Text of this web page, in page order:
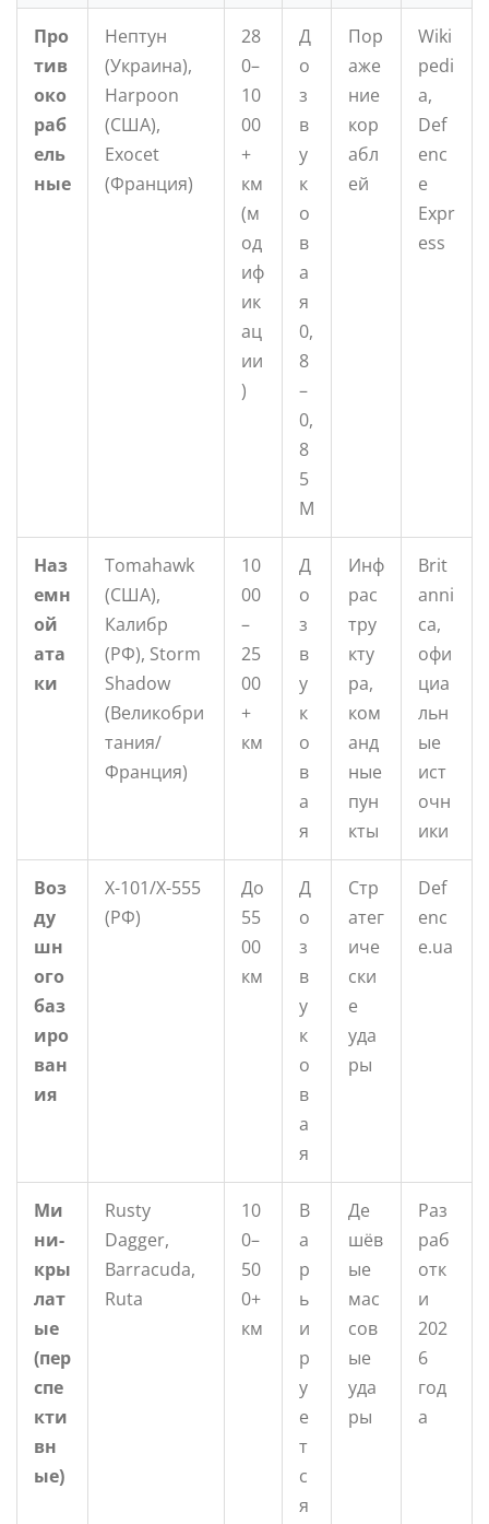
Про
тив
око
раб
ель
ные
Нептун
(Украина),
Harpoon
(США),
Exocet
(Франция)
28
0–
10
00
+
км
(м
од
иф
ик
ац
ии
)
Д
о
з
в
у
к
о
в
а
я
0,
8
–
0,
8
5
М
Пор
аже
ние
кор
абл
ей
Wiki
pedi
a,
Def
enc
e
Expr
ess
Наз
емн
ой
ата
ки
Tomahawk
(США),
Калибр
(РФ), Storm
Shadow
(Великобри
тания/
Франция)
10
00
–
25
00
+
км
Д
о
з
в
у
к
о
в
а
я
Инф
рас
тру
кту
ра,
ком
анд
ные
пун
кты
Brit
anni
ca,
офи
циа
льн
ые
ист
очн
ики
Воз
ду
шн
ого
баз
иро
ван
ия
Х-101/Х-555
(РФ)
До
55
00
км
Д
о
з
в
у
к
о
в
а
я
Стр
атег
иче
ски
е
уда
ры
Def
enc
e.ua
Ми
ни-
кры
лат
ые
(пер
спе
кти
вн
ые)
Rusty
Dagger,
Barracuda,
Ruta
10
0–
50
0+
км
В
а
р
ь
и
р
у
е
т
с
я
Де
шёв
ые
мас
сов
ые
уда
ры
Раз
раб
отк
и
202
6
год
а